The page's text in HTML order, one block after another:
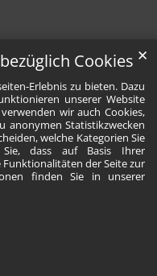
Cookies
Erlebnis zu bieten. Dazu
unserer Website
wir auch Cookies,
anonymen Statistikzwecken
welche Kategorien Sie
dass auf Basis Ihrer
der Seite zur
finden Sie in unserer
✕